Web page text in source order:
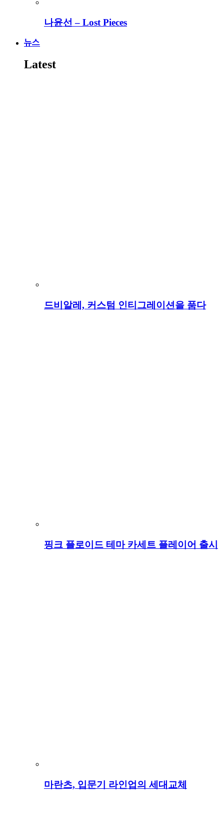
나윤선 – Lost Pieces
뉴스
Latest
드비알레, 커스텀 인티그레이션을 품다
핑크 플로이드 테마 카세트 플레이어 출시
마란츠, 입문기 라인업의 세대교체